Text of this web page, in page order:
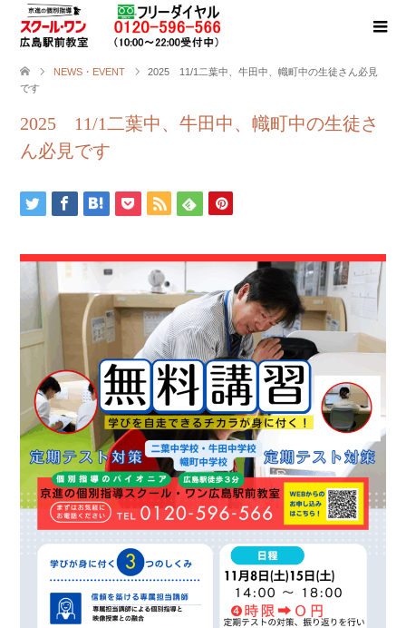
NEWS・EVENT
2025 11/1二葉中、牛田中、幟町中の生徒さん必見
です
2025 11/1二葉中、牛田中、幟町中の生徒さ
ん必見です